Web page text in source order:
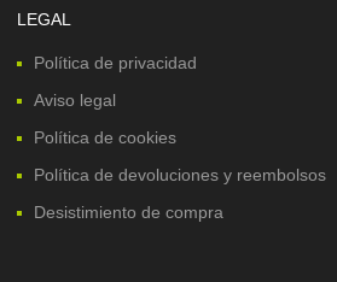
LEGAL
Política de privacidad
Aviso legal
Política de cookies
Política de devoluciones y reembolsos
Desistimiento de compra